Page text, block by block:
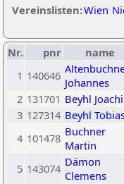
Vereinslisten:Wien
Nr. pnr name
1 140646 Johannes
2 131701 Beyhl
3 127314 Beyhl
4 101478 Buchner
Martin
5 143074 Dämon
Clemens